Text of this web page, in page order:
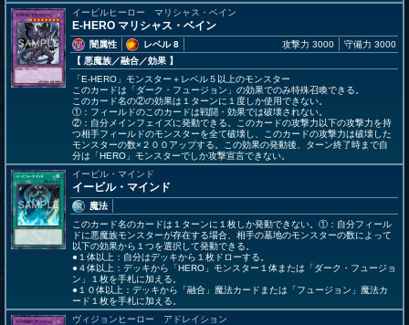
イービルヒーロー マリシャス・ベイン
E-HERO マリシャス・ベイン
闇属性
レベル 8
【 悪魔族／融合／効果 】
攻撃力 3000 守備力 3000
「E-HERO」モンスター＋レベル５以上のモンスター
このカードは「ダーク・フュージョン」の効果でのみ特殊召喚できる。
このカード名の②の効果は１ターンに１度しか使用できない。
①：フィールドのこのカードは戦闘・効果では破壊されない。
②：自分メインフェイズに発動できる。このカードの攻撃力以下の攻撃力を持
つ相手フィールドのモンスターを全て破壊し、このカードの攻撃力は破壊した
モンスターの数×２００アップする。この効果の発動後、ターン終了時まで自
分は「HERO」モンスターでしか攻撃宣言できない。
イービル・マインド
イービル・マインド
魔法
このカード名のカードは１ターンに１枚しか発動できない。①：自分フィール
ドに悪魔族モンスターが存在する場合、相手の墓地のモンスターの数によって
以下の効果から１つを選択して発動できる。
●１体以上：自分はデッキから１枚ドローする。
●４体以上：デッキから「HERO」モンスター１体または「ダーク・フュージョ
ン」１枚を手札に加える。
●１０体以上：デッキから「融合」魔法カードまたは「フュージョン」魔法カ
ード１枚を手札に加える。
ヴィジョンヒーロー アドレイション